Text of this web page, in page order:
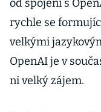
od spojení s
rychle se
velkými
OpenAI je v
ni velký zájem.